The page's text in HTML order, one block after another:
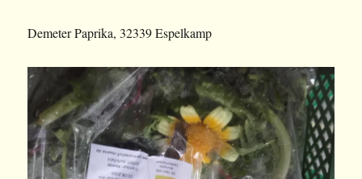
Demeter Paprika, 32339 Espelkamp